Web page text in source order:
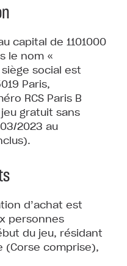
capital de 1101000
le nom «
social est
Paris,
RCS Paris B
gratuit sans
2023 au
d’achat est
personnes
du jeu, résidant
(Corse comprise),